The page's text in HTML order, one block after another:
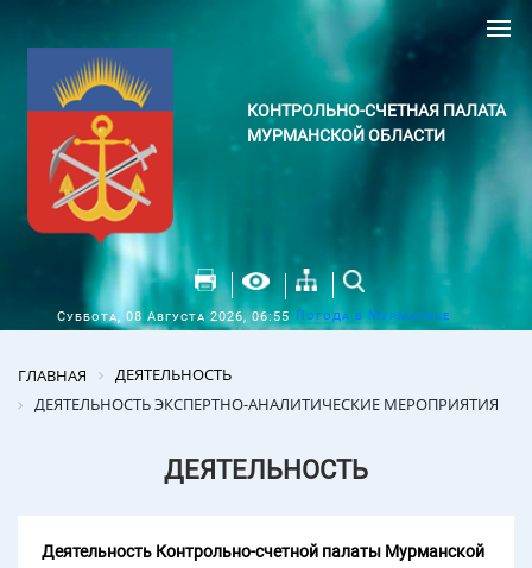
КОНТРОЛЬНО-СЧЕТНАЯ ПАЛАТА
МУРМАНСКОЙ ОБЛАСТИ
Суббота, 08 Августа 2026, 06:55 Погода в Мурманске
ГЛАВНАЯ
ДЕЯТЕЛЬНОСТЬ
ДЕЯТЕЛЬНОСТЬ ЭКСПЕРТНО-АНАЛИТИЧЕСКИЕ МЕРОПРИЯТИЯ
ДЕЯТЕЛЬНОСТЬ
Деятельность Контрольно-счетной палаты Мурманской